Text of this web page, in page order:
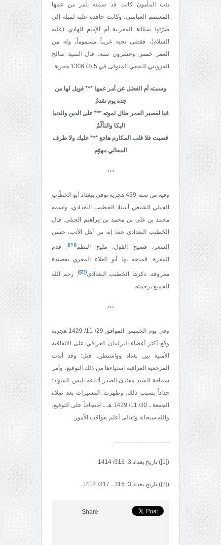
بنت المأمون كانت قد سمته بأمر من عمها
المعتصم العباسي، وكانت حاقدة عليه لميله إلى
ضرّتها سمّانة المغربية أم الإمام الهادي (عليه
السلام)، فقضى نحبه غريباً مسموماً، وله من
العمر خمس وعشرون سنة. قال السيد صالح
القزويني النجفي المتوفى في 5 /3/ 1306 هجرية:
وسمته أم الفضل عن أمر عمها *** فويل لها من
جده يوم تقدمُ
فيا لقصير العمر طال لموته *** على الدين والدنيا
البكا والتألّمُ
قضيت فلا قلب المكارم هاجع *** عليك ولا طرف
المعالي مهوّم
***
وفيه من سنة 439 هجرية توفي ببغداد أبو الخطّاب
الجبلي الشيعي أستاذ الخطيب البغدادي، واسمه
محمد بن علي بن محمد بن إبراهيم الجبلي. قال
الخطيب البغدادي عنه: إنه من أهل الأدب، حسن
الشعر، فصيح القول، مليح النظم(
[1]
). قدم
المعرة. فمدحه بها أبو العلاء المعري بقصيدة
معروفة، ذكرها الخطيب البغدادي(
[2]
). رحم الله
الجميع برحمته.
***
وفي يوم الخميس الموافق 29/ 11/ 1429 هجرية
وقع أكثر أعضاء البرلمان العراقي على الاتفاقية
الأمنية بين بغداد وواشنطن. قيل: وقد أبدت
المرجعية العراقية استياءها من ذلك التوقيع، وأمر
سماحة السيد مقتدى الصدر أتباعه بلبس السواد؛
حداداً بسبب ذلك، وظهرت المسيرات بعد صلاة
الجمعة ـ 30/ 11/ 1429 هـ ـ احتجاجاً على التوقيع.
والله سبحانه وتعالى أعلم بعواقب الأمور.
([1]) تاريخ بغداد 3: 316/ 1414.
([2]) تاريخ بغداد 3: 316 ـ 317/ 1414.
Share